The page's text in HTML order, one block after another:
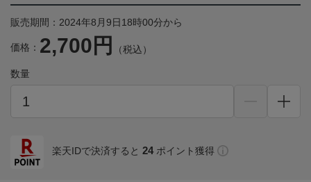
販売期間：2024年8月9日18時00分から
価格： 2,700円 （税込）
数量
楽天IDで決済すると 24 ポイント獲得